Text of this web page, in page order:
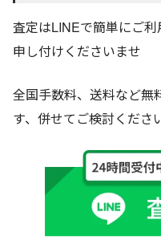
査定はLINEで簡単にご
申し付けくださいませ
全国手数料、送料など無
す、併せてご検討くださ